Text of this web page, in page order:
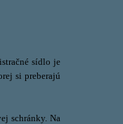
sídlo je
si preberajú
schránky. Na